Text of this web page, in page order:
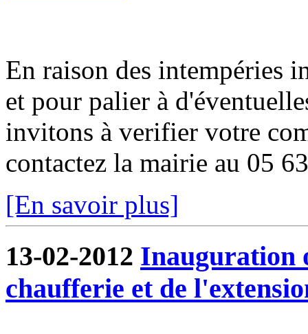
En raison des intempéries
et pour palier à
invitons à verifier votre
contactez la mairie au 05
[En savoir plus]
13-02-2012 Inauguration
chaufferie et de